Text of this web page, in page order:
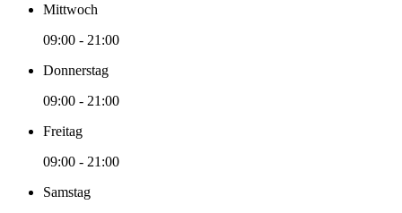
Mittwoch
09:00 - 21:00
Donnerstag
09:00 - 21:00
Freitag
09:00 - 21:00
Samstag